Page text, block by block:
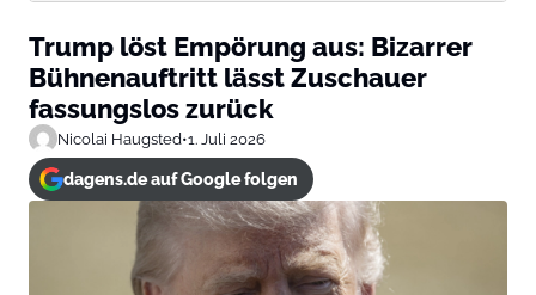
Trump löst Empörung aus: Bizarrer
Bühnenauftritt lässt Zuschauer
fassungslos zurück
Nicolai Haugsted•1. Juli 2026
dagens.de auf Google folgen